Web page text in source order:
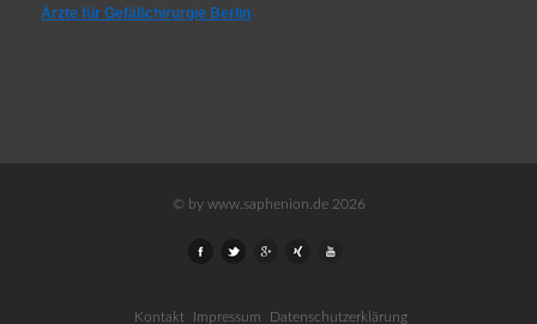
Ärzte für Gefäßchirurgie Berlin
© by www.saphenion.de 2026
Kontakt Impressum Datenschutzerklärung